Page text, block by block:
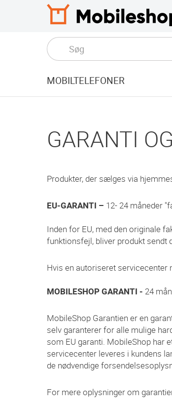
MOBILTELEFONER
GARANTI
Produkter, der sælges via
EU-GARANTI – 12- 24 måneder
Inden for EU, med den originale
funktionsfejl, bliver produkt sendt
Hvis en autoriseret servicecenter
MOBILESHOP GARANTI - 24
MobileShop Garantien er en
selv garanterer for alle mulige
som EU garanti. MobileShop har
servicecenter leveres i kundens
de nødvendige
For mere oplysninger om